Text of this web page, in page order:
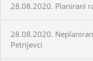
28.08.2020. Planirani
28.08.2020.
Petrijevci